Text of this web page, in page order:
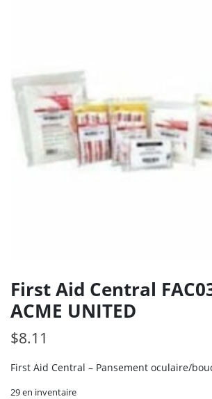
First Aid Central
ACME UNITED
$8.11
First Aid Central – Pansement oculaire/
29 en inventaire